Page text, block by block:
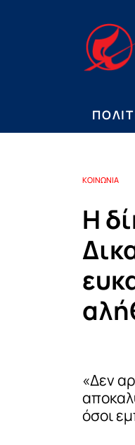
ΚΟΙΝΩΝΙΑ
Η
«Δεν
όσοι